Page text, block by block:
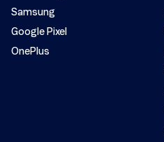
Samsung
Google Pixel
OnePlus